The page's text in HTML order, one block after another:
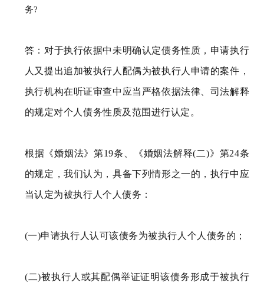
务?
答：对于执行依据中未明确认定债务性质，申请执行
人又提出追加被执行人配偶为被执行人申请的案件，
执行机构在听证审查中应当严格依据法律、司法解释
的规定对个人债务性质及范围进行认定。
根据《婚姻法》第19条、《婚姻法解释(二)》第24条
的规定，我们认为，具备下列情形之一的，执行中应
当认定为被执行人个人债务：
(一)申请执行人认可该债务为被执行人个人债务的；
(二)被执行人或其配偶举证证明该债务形成于被执行